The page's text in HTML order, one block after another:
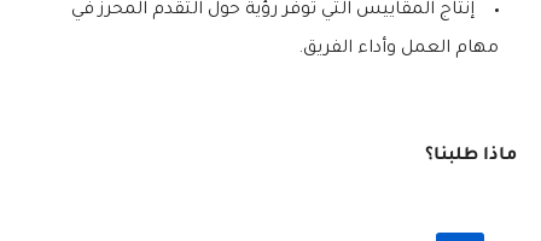
إنتاج المقاييس التي توفر رؤية حول التقدم المحرز في
مهام العمل وأداء الفريق.
ماذا طلبنا؟